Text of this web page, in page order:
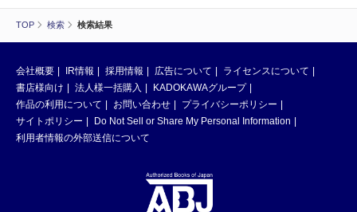
TOP 検索 検索結果
会社概要 IR情報 採用情報 広告について
ライセンスについて
書店様向け
法人様一括購入
KADOKAWAグループ
作品の利用について
お問い合わせ
プライバシーポリシー
サイトポリシー
Do Not Sell or Share My Personal Information
利用者情報の外部送信について